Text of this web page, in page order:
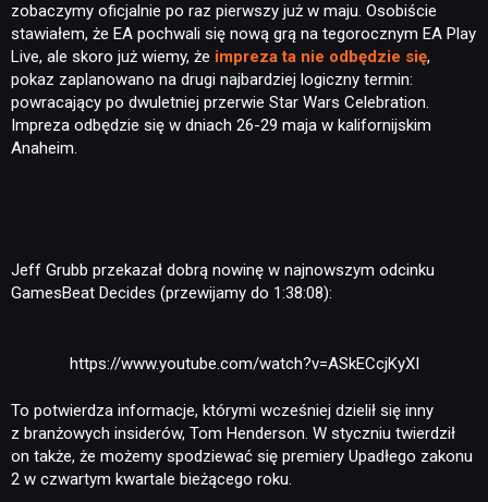
zobaczymy oficjalnie po raz pierwszy już w maju. Osobiście
stawiałem, że EA pochwali się nową grą na tegorocznym EA Play
Live, ale skoro już wiemy, że impreza ta nie odbędzie się,
pokaz zaplanowano na drugi najbardziej logiczny termin:
powracający po dwuletniej przerwie Star Wars Celebration.
Impreza odbędzie się w dniach 26-29 maja w kalifornijskim
Anaheim.
Jeff Grubb przekazał dobrą nowinę w najnowszym odcinku
GamesBeat Decides (przewijamy do 1:38:08):
https://www.youtube.com/watch?v=ASkECcjKyXI
To potwierdza informacje, którymi wcześniej dzielił się inny
z branżowych insiderów, Tom Henderson. W styczniu twierdził
on także, że możemy spodziewać się premiery Upadłego zakonu
2 w czwartym kwartale bieżącego roku.